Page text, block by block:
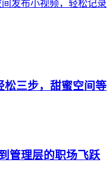
发布小视频，轻松记录
松三步，甜蜜空间等
管理层的职场飞跃